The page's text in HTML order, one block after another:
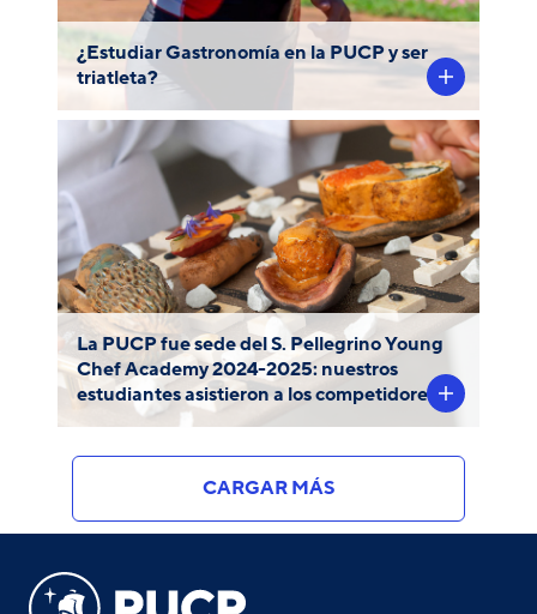
¿Estudiar Gastronomía en la PUCP y ser
triatleta?
La PUCP fue sede del S. Pellegrino Young
Chef Academy 2024-2025: nuestros
estudiantes asistieron a los competidores
Por segunda vez,
nuestro campus fue
sede de la final regional de América
Latina y el Caribe del S. Pellegrino Young
Chef Academy (SPYCA)
.
CARGAR MÁS